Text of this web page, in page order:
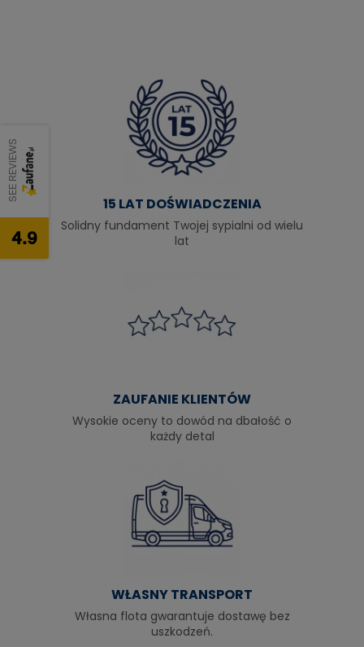
15 LAT DOŚWIADCZENIA
Solidny fundament Twojej sypialni od wielu
lat
ZAUFANIE KLIENTÓW
Wysokie oceny to dowód na dbałość o
każdy detal
WŁASNY TRANSPORT
Własna flota gwarantuje dostawę bez
uszkodzeń.
SEE REVIEWS
4.9